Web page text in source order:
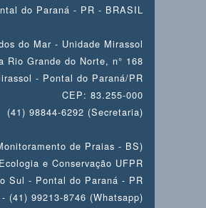
do Paraná - PR - BRASIL
do Mar - Unidade Mirassol
Rio Grande do Norte, n° 168
- Pontal do Paraná/PR
CEP: 83.255-000
(41) 98844-6292 (Secretaria)
de Praias - BS)
e Conservação UFPR
Sul - Pontal do Paraná - PR
(41) 99213-8746 (Whatsapp)